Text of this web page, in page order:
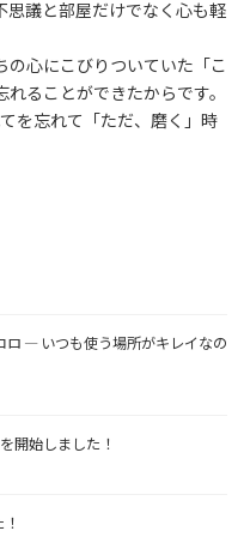
思議と部屋だけでなく心も軽
の心にこびりついていた「こ
ることができたからです。
を忘れて「ただ、磨く」時
ロ ― いつも使う場所がキレイなの
開始しました！